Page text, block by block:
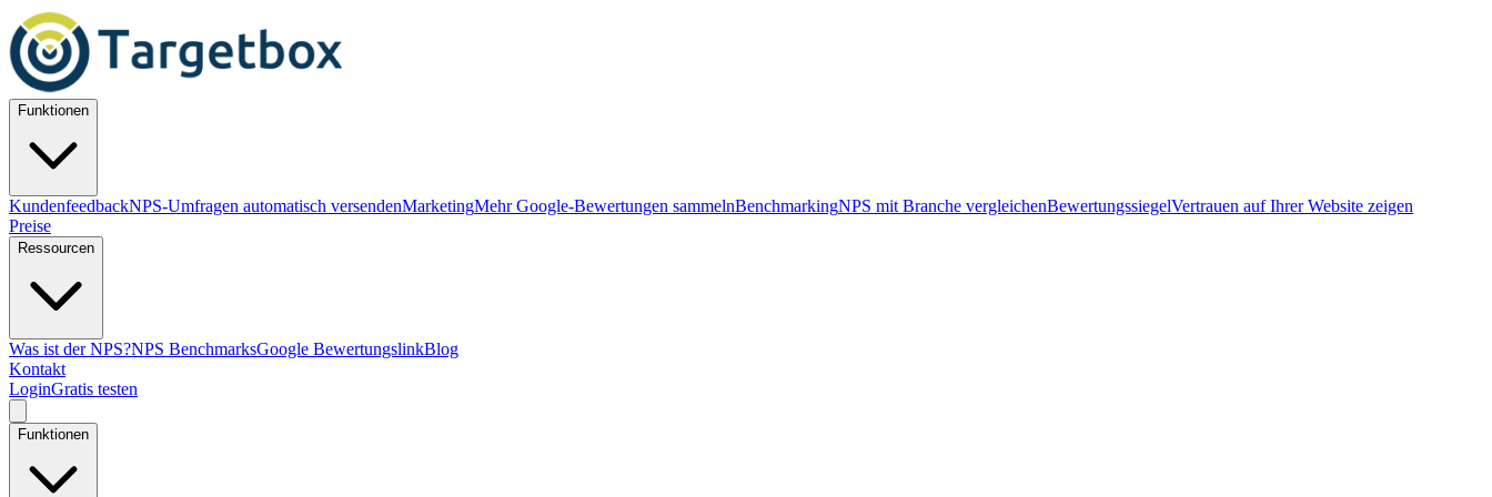
Funktionen
KundenfeedbackNPS-Umfragen automatisch versendenMarketingMehr Google-Bewertungen sammelnBenchmarkingNPS mit Branche vergleichenBewertungssiegelVertrauen auf Ihrer Website zeigen
Preise
Ressourcen
Was ist der NPS?NPS BenchmarksGoogle BewertungslinkBlog
Kontakt
LoginGratis testen
Funktionen